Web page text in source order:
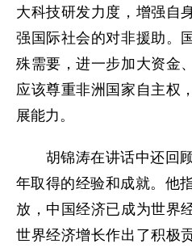
大科技研发力度，增强自
强国际社会的对非援助。
殊需要，进一步加大资金
应该尊重非洲国家自主权
展能力。
胡锦涛在讲话中还回顾
年取得的经验和成就。他
放，中国经济已成为世界
世界经济增长作出了积极